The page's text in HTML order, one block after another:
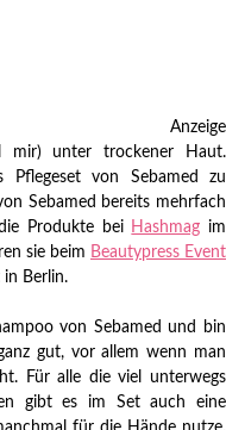
Anzeige
mir) unter trockener Haut.
von Sebamed zu
Sebamed bereits mehrfach
Produkte bei Hashmag im
sie beim Beautypress Event
Berlin.
von Sebamed und bin
gut, vor allem wenn man
Für alle die viel unterwegs
gibt es im Set auch eine